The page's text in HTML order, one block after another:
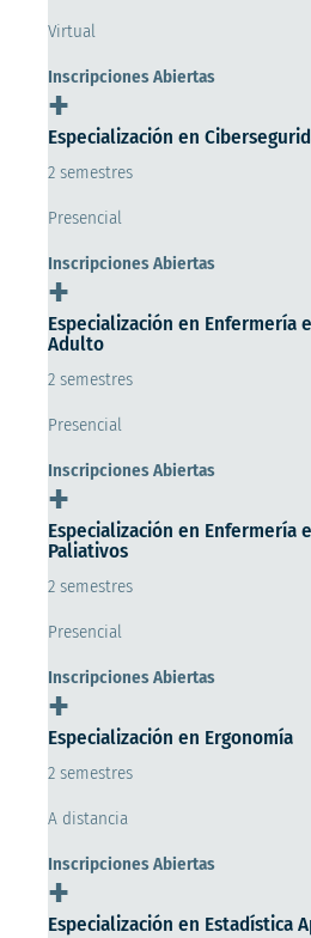
Virtual
Inscripciones Abiertas
+
Especialización en
2 semestres
Presencial
Inscripciones Abiertas
+
Especialización en Enfermería
Adulto
2 semestres
Presencial
Inscripciones Abiertas
+
Especialización en Enfermería
Paliativos
2 semestres
Presencial
Inscripciones Abiertas
+
Especialización en Ergonomía
2 semestres
A distancia
Inscripciones Abiertas
+
Especialización en Estadística